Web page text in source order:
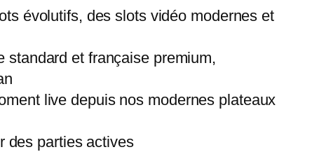
évolutifs, des slots vidéo modernes et
standard et française premium,
live depuis nos modernes plateaux
des parties actives